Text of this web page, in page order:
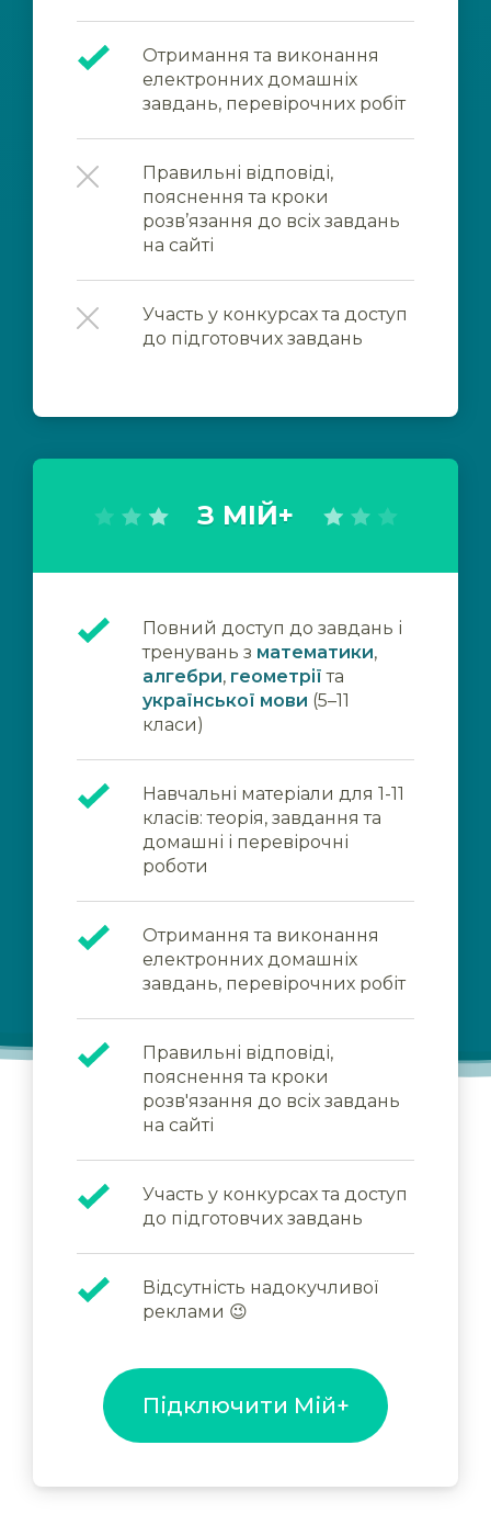
Отримання та виконання
електронних домашніх
завдань, перевірочних робіт
Правильні відповіді,
пояснення та кроки
розв’язання до всіх завдань
на сайті
Участь у конкурсах та доступ
до підготовчих завдань
З МІЙ+
Повний доступ до завдань і
тренувань з математики,
алгебри, геометрії та
української мови (5–11
класи)
Навчальні матеріали для 1-11
класів: теорія, завдання та
домашні і перевірочні
роботи
Отримання та виконання
електронних домашніх
завдань, перевірочних робіт
Правильні відповіді,
пояснення та кроки
розв'язання до всіх завдань
на сайті
Участь у конкурсах та доступ
до підготовчих завдань
Відсутність надокучливої
реклами 😉
Підключити Мій+